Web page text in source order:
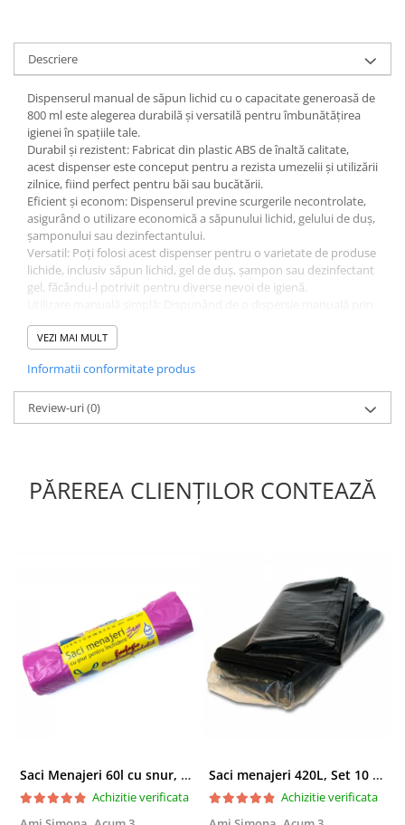
Descriere
Dispenserul manual de săpun lichid cu o capacitate generoasă de
800 ml este alegerea durabilă și versatilă pentru îmbunătățirea
igienei în spațiile tale.
Durabil și rezistent: Fabricat din plastic ABS de înaltă calitate,
acest dispenser este conceput pentru a rezista umezelii și utilizării
zilnice, fiind perfect pentru băi sau bucătării.
Eficient și econom: Dispenserul previne scurgerile necontrolate,
asigurând o utilizare economică a săpunului lichid, gelului de duș,
șamponului sau dezinfectantului.
Versatil: Poți folosi acest dispenser pentru o varietate de produse
lichide, inclusiv săpun lichid, gel de duș, șampon sau dezinfectant
gel, făcându-l potrivit pentru diverse nevoi de igienă.
apăsare, acest dispenser este ușor de utilizat, asigurând o
eliberare precisă a cantității dorite de săpun lichid sau alt produs
VEZI MAI MULT
Informatii conformitate produs
Review-uri(0)
PĂREREA CLIENȚILOR CONTEAZĂ
Saci Menajeri 60l cu snur, Roz, 10buc/rola
Achizitie verificata
Saci menajeri 420L, Set 10 bucati
Achizitie verificata